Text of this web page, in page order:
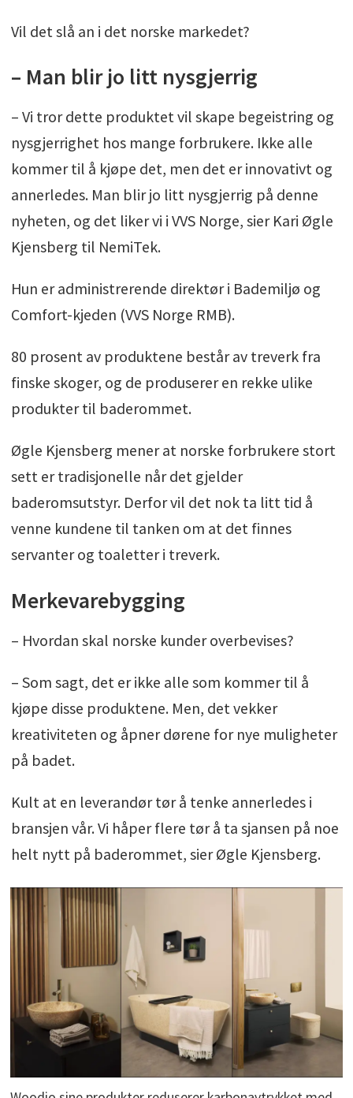
Vil det slå an i det norske markedet?
– Man blir jo litt nysgjerrig
– Vi tror dette produktet vil skape begeistring og
nysgjerrighet hos mange forbrukere. Ikke alle
kommer til å kjøpe det, men det er innovativt og
annerledes. Man blir jo litt nysgjerrig på denne
nyheten, og det liker vi i VVS Norge, sier Kari Øgle
Kjensberg til NemiTek.
Hun er administrerende direktør i Bademiljø og
Comfort-kjeden (VVS Norge RMB).
80 prosent av produktene består av treverk fra
finske skoger, og de produserer en rekke ulike
produkter til baderommet.
Øgle Kjensberg mener at norske forbrukere stort
sett er tradisjonelle når det gjelder
baderomsutstyr. Derfor vil det nok ta litt tid å
venne kundene til tanken om at det finnes
servanter og toaletter i treverk.
Merkevarebygging
– Hvordan skal norske kunder overbevises?
– Som sagt, det er ikke alle som kommer til å
kjøpe disse produktene. Men, det vekker
kreativiteten og åpner dørene for nye muligheter
på badet.
Kult at en leverandør tør å tenke annerledes i
bransjen vår. Vi håper flere tør å ta sjansen på noe
helt nytt på baderommet, sier Øgle Kjensberg.